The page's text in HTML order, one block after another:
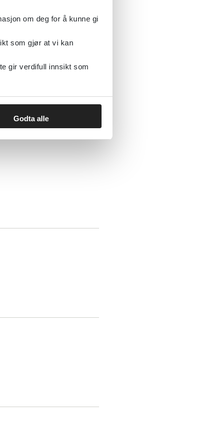
om deg for å kunne gi
som gjør at vi kan
gir verdifull innsikt som
Godta alle